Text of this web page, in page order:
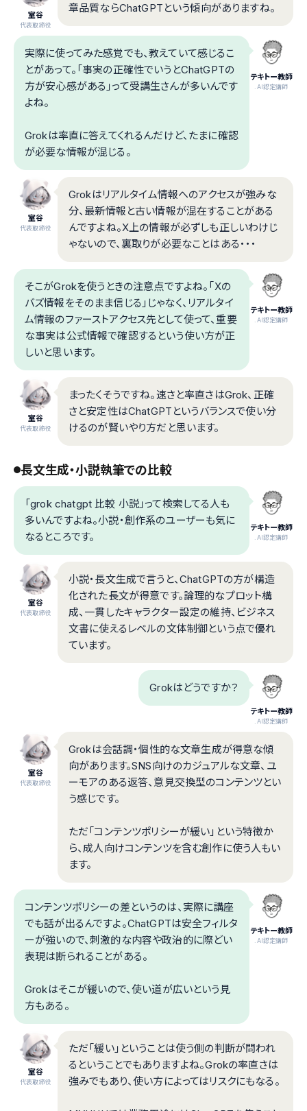
室谷
代表取締役
章品質ならChatGPTという傾向がありますね。
テキトー教師
.AI認定講師
実際に使ってみた感覚でも、教えていて感じるこ
とがあって。「事実の正確性でいうとChatGPTの
方が安心感がある」って受講生さんが多いんです
よね。
Grokは率直に答えてくれるんだけど、たまに確認
が必要な情報が混じる。
室谷
代表取締役
Grokはリアルタイム情報へのアクセスが強みな
分、最新情報と古い情報が混在することがある
んですよね。X上の情報が必ずしも正しいわけじ
ゃないので、裏取りが必要なことはある・・・
テキトー教師
.AI認定講師
そこがGrokを使うときの注意点ですよね。「Xの
バズ情報をそのまま信じる」じゃなく、リアルタイ
ム情報のファーストアクセス先として使って、重要
な事実は公式情報で確認するという使い方が正
しいと思います。
室谷
代表取締役
まったくそうですね。速さと率直さはGrok、正確
さと安定性はChatGPTというバランスで使い分
けるのが賢いやり方だと思います。
長文生成・小説執筆での比較
テキトー教師
.AI認定講師
「grok chatgpt 比較 小説」って検索してる人も
多いんですよね。小説・創作系のユーザーも気に
なるところです。
室谷
代表取締役
小説・長文生成で言うと、ChatGPTの方が構造
化された長文が得意です。論理的なプロット構
成、一貫したキャラクター設定の維持、ビジネス
文書に使えるレベルの文体制御という点で優れ
ています。
テキトー教師
.AI認定講師
Grokはどうですか？
室谷
代表取締役
Grokは会話調・個性的な文章生成が得意な傾
向があります。SNS向けのカジュアルな文章、ユ
ーモアのある返答、意見交換型のコンテンツとい
う感じです。
ただ「コンテンツポリシーが緩い」という特徴か
ら、成人向けコンテンツを含む創作に使う人もい
ます。
テキトー教師
.AI認定講師
コンテンツポリシーの差というのは、実際に講座
でも話が出るんですよ。ChatGPTは安全フィルタ
ーが強いので、刺激的な内容や政治的に際どい
表現は断られることがある。
Grokはそこが緩いので、使い道が広いという見
方もある。
室谷
代表取締役
ただ「緩い」ということは使う側の判断が問われ
るということでもありますよね。Grokの率直さは
強みでもあり、使い方によってはリスクにもなる。